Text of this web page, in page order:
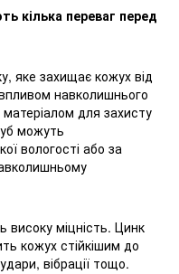
кілька переваг перед
яке захищає кожух від
впливом навколишнього
для захисту
можуть
вологості або за
міцність. Цинк
кожух стійкішим до
вібрації тощо.